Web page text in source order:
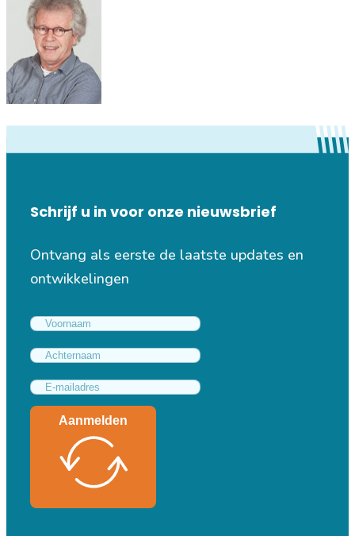
Schrijf u in voor onze nieuwsbrief
Ontvang als eerste de laatste updates en
ontwikkelingen
Aanmelden